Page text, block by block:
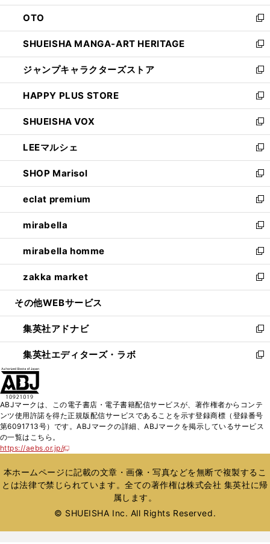
ウ
で
開
く
ン
ド
ウ
で
開
く
OTO
新
し
い
ウ
ィ
ン
ド
ウ
で
開
く
SHUEISHA MANGA-ART HERITAGE
新
し
い
ウ
ィ
ン
ド
ウ
で
開
く
ジャンプキャラクターズストア
新
し
い
ウ
ィ
ン
ド
ウ
で
開
く
HAPPY PLUS STORE
新
し
い
ウ
ィ
ン
ド
ウ
で
開
く
SHUEISHA VOX
新
し
い
ウ
ィ
ン
ド
ウ
で
開
く
LEEマルシェ
新
し
い
ウ
ィ
ン
ド
ウ
で
開
く
SHOP Marisol
新
し
い
ウ
ィ
ン
ド
ウ
で
開
eclat premium
新
し
い
ウ
ィ
ン
ド
ウ
開
く
mirabella
新
し
い
ウ
ィ
ン
ウ
で
開
く
mirabella homme
新
し
い
ウ
ン
ド
ウ
で
zakka market
新
し
ウ
ィ
ン
ド
く
その他WEBサービス
集英社アドナビ
新
し
い
ド
ウ
で
集英社エディターズ・ラボ
新
ィ
ン
ド
開
く
ABJマークは、この電子書店・電子書籍配信サービスが、著作権者からコンテ
ンツ使用許諾を得た正規版配信サービスであることを示す登録商標（登録番号
第6091713号）です。ABJマークの詳細、ABJマークを掲示しているサービス
の一覧はこちら。
https://aebs.or.jp/
新
い
ウ
ィ
ウ
本ホームページに記載の文章・画像・写真などを無断で複製するこ
とは法律で禁じられています。全ての著作権は株式会社 集英社に帰
属します。
© SHUEISHA Inc. All Rights Reserved.